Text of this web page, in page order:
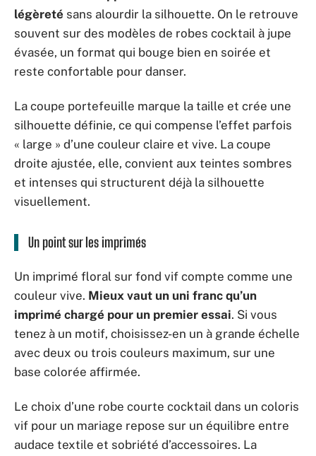
légèreté sans alourdir la silhouette. On le retrouve
souvent sur des modèles de robes cocktail à jupe
évasée, un format qui bouge bien en soirée et
reste confortable pour danser.
La coupe portefeuille marque la taille et crée une
silhouette définie, ce qui compense l’effet parfois
« large » d’une couleur claire et vive. La coupe
droite ajustée, elle, convient aux teintes sombres
et intenses qui structurent déjà la silhouette
visuellement.
Un point sur les imprimés
Un imprimé floral sur fond vif compte comme une
couleur vive. Mieux vaut un uni franc qu’un
imprimé chargé pour un premier essai. Si vous
tenez à un motif, choisissez-en un à grande échelle
avec deux ou trois couleurs maximum, sur une
base colorée affirmée.
Le choix d’une robe courte cocktail dans un coloris
vif pour un mariage repose sur un équilibre entre
audace textile et sobriété d’accessoires. La